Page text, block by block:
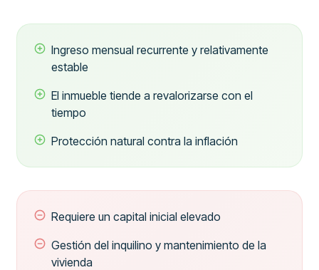
Ingreso mensual recurrente y relativamente
estable
El inmueble tiende a revalorizarse con el
tiempo
Protección natural contra la inflación
Requiere un capital inicial elevado
Gestión del inquilino y mantenimiento de la
vivienda